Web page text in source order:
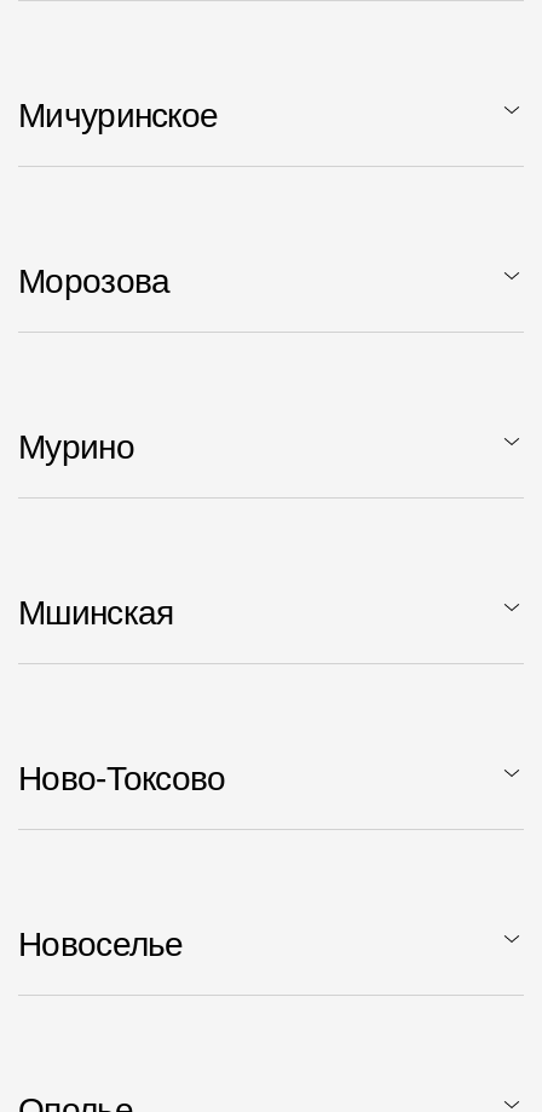
Мичуринское
Морозова
Мурино
Мшинская
Ново-Токсово
Новоселье